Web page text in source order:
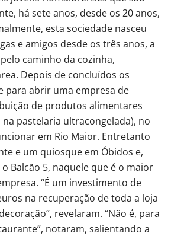
há sete anos, desde os 20 anos,
esta sociedade nasceu
e amigos desde os três anos, a
caminho da cozinha,
Depois de concluídos os
para abrir uma empresa de
de produtos alimentares
pastelaria ultracongelada), no
em Rio Maior. Entretanto
e um quiosque em Óbidos e,
Balcão 5, naquele que é o maior
“É um investimento de
na recuperação de toda a loja
revelaram. “Não é, para
notaram, salientando a